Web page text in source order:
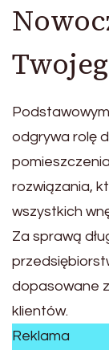
odgrywa rolę
rozwiązania,
wszystkich
Za sprawą
dopasowane
klientów.
Reklama